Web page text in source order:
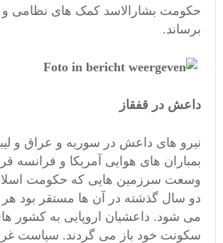
حکومت بشارالاسد کمک های نظامی و
برساند.
داعش در قفقاز
نیرو های داعش در سوریه و عراق و
بمباران های هوایی آمریکا و فرانسه
وسعت سرزمین هایی که حکومت
دو سال گذشته در آن ها مستقر بود هر
می شود. داعشیان اروپایی به کشور
سکونت خود باز می گردند. سیاست